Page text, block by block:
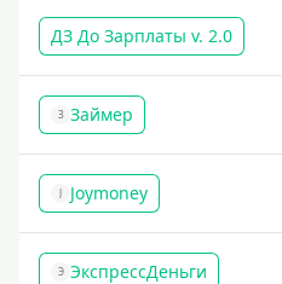
ДЗ До Зарплаты v. 2.0
З Займер
J Joymoney
Э ЭкспрессДеньги